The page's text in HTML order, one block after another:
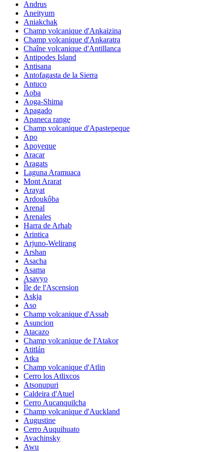
Andrus
Aneityum
Aniakchak
Champ volcanique d'Ankaizina
Champ volcanique d'Ankaratra
Chaîne volcanique d'Antillanca
Antipodes Island
Antisana
Antofagasta de la Sierra
Antuco
Aoba
Aoga-Shima
Apagado
Apaneca range
Champ volcanique d'Apastepeque
Apo
Apoyeque
Aracar
Aragats
Laguna Aramuaca
Mont Ararat
Arayat
Ardoukôba
Arenal
Arenales
Harra de Arhab
Arintica
Arjuno-Welirang
Arshan
Asacha
Asama
Asavyo
Île de l'Ascension
Askja
Aso
Champ volcanique d'Assab
Asuncion
Atacazo
Champ volcanique de l'Atakor
Atitlán
Atka
Champ volcanique d'Atlin
Cerro los Atlixcos
Atsonupuri
Caldeira d'Atuel
Cerro Aucanquilcha
Champ volcanique d'Auckland
Augustine
Cerro Auquihuato
Avachinsky
Awu